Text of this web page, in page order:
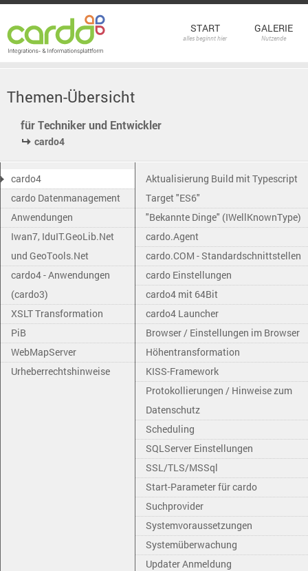
START
alles beginnt hier
GALERIE
Nutzende
Themen-Übersicht
für Techniker und Entwickler
cardo4
cardo4
cardo Datenmanagement
Anwendungen
Iwan7, IduIT.GeoLib.Net
und GeoTools.Net
cardo4 - Anwendungen
(cardo3)
XSLT Transformation
PiB
WebMapServer
Urheberrechtshinweise
Aktualisierung Build mit Typescript
Target "ES6"
"Bekannte Dinge" (IWellKnownType)
cardo.Agent
cardo.COM - Standardschnittstellen
cardo Einstellungen
cardo4 mit 64Bit
cardo4 Launcher
Browser / Einstellungen im Browser
Höhentransformation
KISS-Framework
Protokollierungen / Hinweise zum
Datenschutz
Scheduling
SQLServer Einstellungen
SSL/TLS/MSSql
Start-Parameter für cardo
Suchprovider
Systemvoraussetzungen
Systemüberwachung
Updater Anmeldung